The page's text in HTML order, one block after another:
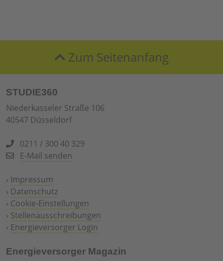
Zum Seitenanfang
STUDIE360
Niederkasseler Straße 106
40547 Düsseldorf
0211 / 300 40 329
E-Mail senden
› Impressum
› Datenschutz
› Cookie-Einstellungen
› Stellenausschreibungen
› Energieversorger Login
Energieversorger Magazin